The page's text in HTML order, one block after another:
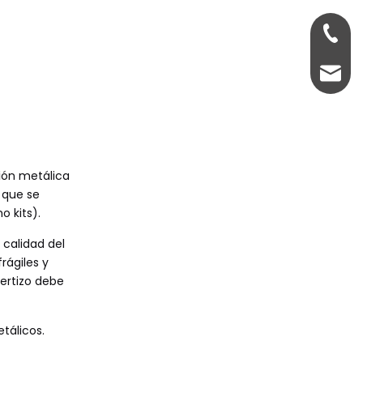
metálica
se
kits).
del
y
debe
+86-
+86-